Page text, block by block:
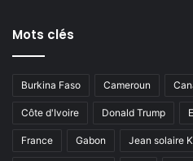
Mots clés
Burkina Faso Cameroun
Côte d'Ivoire Donald Trump
France Gabon Jean solaire